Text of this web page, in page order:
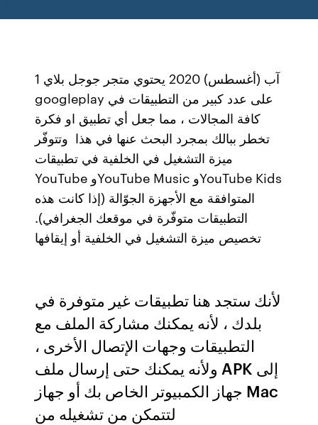
1 آب (أغسطس) 2020 يحتوي متجر جوجل بلاي
googleplay على عدد كبير من التطبيقات في
كافة المجالات ، مما جعل أي تطبيق او فكرة
تخطر ببالك بمجرد البحث عنها في هذا وتتوفّر
ميزة التشغيل في الخلفية في تطبيقات
YouTube وYouTube Music وYouTube Kids
المتوافقة مع الأجهزة الجوّالة (إذا كانت هذه
التطبيقات متوفّرة في موقعك الجغرافي).
تخصيص ميزة التشغيل في الخلفية أو إيقافها
لأنك ستجد هنا تطبيقات غير متوفرة في
بلدك ، لأنه يمكنك مشاركة الملف مع
التطبيقات وجهات الإتصال الأخرى ،
ولأنه يمكنك حتى إرسال ملف APK إلى
جهاز الكمبيوتر الخاص بك أو جهاز Mac
لتتمكن من تشغيله من